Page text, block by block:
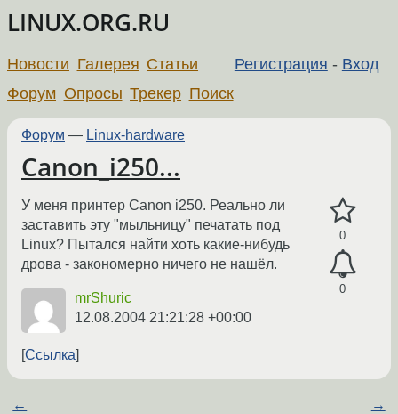
LINUX.ORG.RU
Регистрация - Вход
Новости Галерея Статьи
Форум Опросы Трекер Поиск
Форум — Linux-hardware
Canon_i250...
0
0
У меня принтер Canon i250. Реально ли
заставить эту "мыльницу" печатать под
Linux? Пытался найти хоть какие-нибудь
дрова - закономерно ничего не нашёл.
mrShuric
12.08.2004 21:21:28 +00:00
Ссылка
← →